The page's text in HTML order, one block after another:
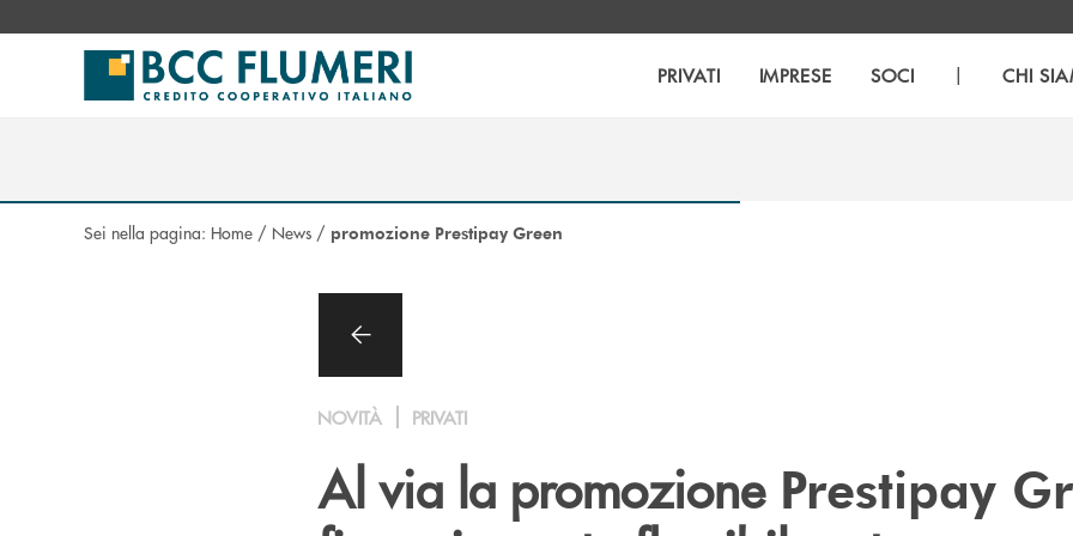
PRIVATI IMPRESE SOCI | CHI
Sei nella pagina: Home / News / promozione Prestipay Green
NOVITÀ PRIVATI
Al via la promozione Prestipay